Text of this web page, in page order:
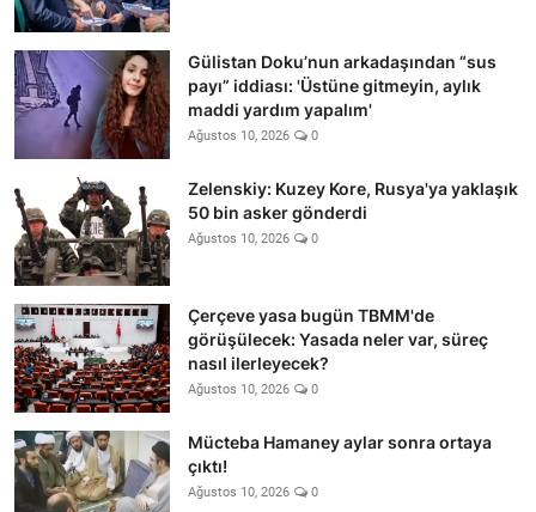
Gülistan Doku’nun arkadaşından “sus
payı” iddiası: 'Üstüne gitmeyin, aylık
maddi yardım yapalım'
Ağustos 10, 2026 0
Zelenskiy: Kuzey Kore, Rusya'ya yaklaşık
50 bin asker gönderdi
Ağustos 10, 2026 0
Çerçeve yasa bugün TBMM'de
görüşülecek: Yasada neler var, süreç
nasıl ilerleyecek?
Ağustos 10, 2026 0
Mücteba Hamaney aylar sonra ortaya
çıktı!
Ağustos 10, 2026 0